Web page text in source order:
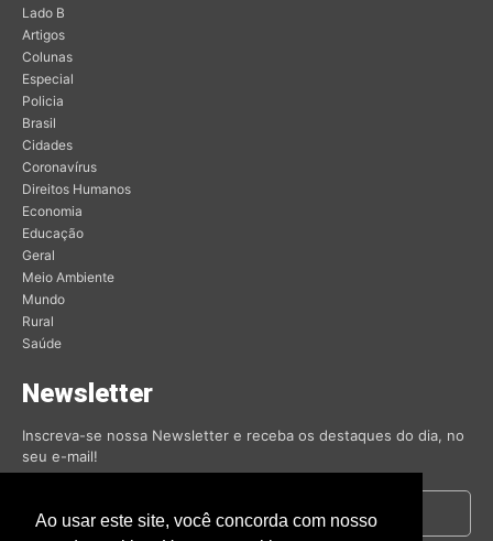
Lado B
Artigos
Colunas
Especial
Policia
Brasil
Cidades
Coronavírus
Direitos Humanos
Economia
Educação
Geral
Meio Ambiente
Mundo
Rural
Saúde
Newsletter
Inscreva-se nossa Newsletter e receba os destaques do dia, no
seu e-mail!
Ao usar este site, você concorda com nosso